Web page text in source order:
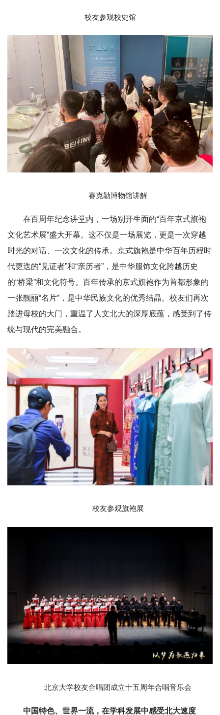
校友参观校史馆
赛克勒博物馆讲解
在百周年纪念讲堂内，一场别开生面的“百年京式旗袍
文化艺术展”盛大开幕。这不仅是一场展览，更是一次穿越
时光的对话、一次文化的传承。京式旗袍是中华百年历程时
代更迭的“见证者”和“亲历者”，是中华服饰文化跨越历史
的“桥梁”和文化符号。百年传承的京式旗袍作为首都形象的
一张靓丽“名片”，是中华民族文化的优秀结晶。校友们再次
踏进母校的大门，重温了人文北大的深厚底蕴，感受到了传
统与现代的完美融合。
校友参观旗袍展
北京大学校友合唱团成立十五周年合唱音乐会
中国特色、世界一流，在学科发展中感受北大速度